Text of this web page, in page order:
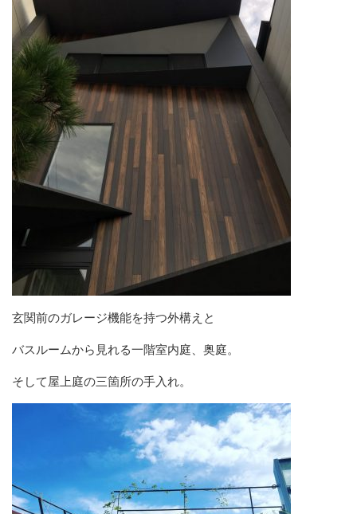
玄関前のガレージ機能を持つ外構えと
バスルームから見れる一階室内庭、奥庭。
そして屋上庭の三箇所の手入れ。